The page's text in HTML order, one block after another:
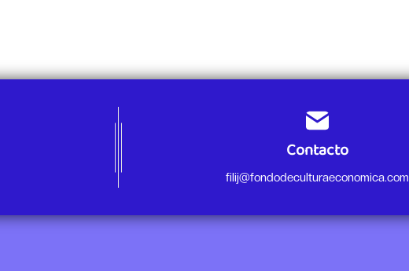
Contacto
filij@fondodeculturaeconomica.com